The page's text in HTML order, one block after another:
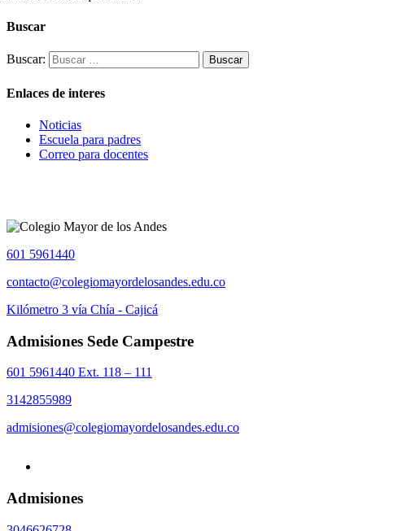
Buscar
Buscar:
Enlaces de interes
Noticias
Escuela para padres
Correo para docentes
601 5961440
contacto@colegiomayordelosandes.edu.co
Kilómetro 3 vía Chía - Cajicá
Admisiones Sede Campestre
601 5961440 Ext. 118 – 111
3142855989
admisiones@colegiomayordelosandes.edu.co
Admisiones